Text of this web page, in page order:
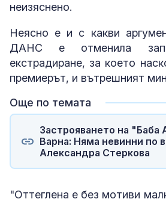
неизяснено.
Неясно е и с какви
ДАНС е отменила
екстрадиране, за което
премиерът, и вътрешният
Още по темата
Застрояването на "Баба
Варна: Няма невинни по
Александра Стеркова
"Оттеглена е без мотиви